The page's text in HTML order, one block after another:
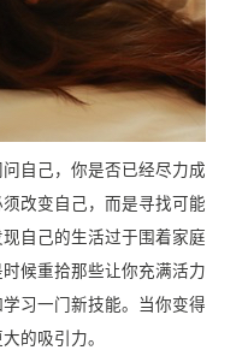
自己，你是否已经尽力成
改变自己，而是寻找可能
自己的生活过于围着家庭
候重拾那些让你充满活力
习一门新技能。当你变得
的吸引力。